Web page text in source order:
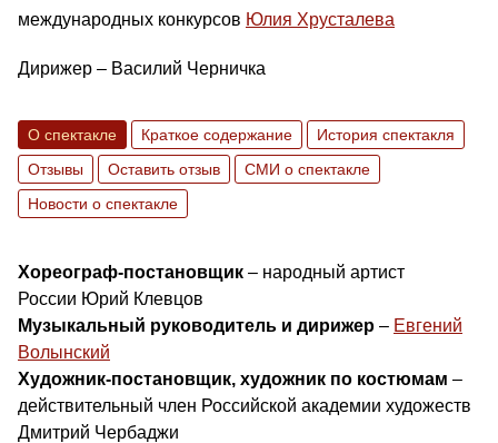
международных конкурсов Юлия Хрусталева
Дирижер – Василий Черничка
О спектакле Краткое содержание
История спектакля
Отзывы
Оставить отзыв
СМИ о спектакле
Новости о спектакле
Хореограф-постановщик – народный артист
России Юрий Клевцов
Музыкальный руководитель и дирижер – Евгений
Волынский
Художник-постановщик, художник по костюмам –
действительный член Российской академии художеств
Дмитрий Чербаджи